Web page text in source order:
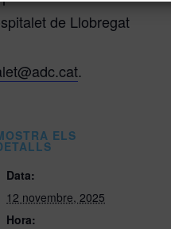
de Llobregat
.
ELS
Data:
12 novembre, 2025
Hora: